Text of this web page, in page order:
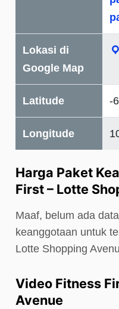
Lokasi di
Google Map
Latitude -
Longitude
Harga Paket
First – Lotte
Maaf, belum ada
keanggotaan untuk
Lotte Shopping
Video Fitness
Avenue